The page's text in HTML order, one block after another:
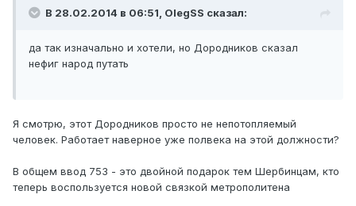
В 28.02.2014 в 06:51, OlegSS сказал:
да так изначально и хотели, но Дородников сказал
нефиг народ путать
Я смотрю, этот Дородников просто не непотопляемый
человек. Работает наверное уже полвека на этой должности?
В общем ввод 753 - это двойной подарок тем Шербинцам, кто
теперь воспользуется новой связкой метрополитена